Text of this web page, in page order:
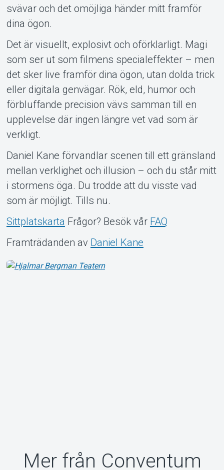
svävar och det omöjliga händer mitt framför
dina ögon.
Det är visuellt, explosivt och oförklarligt. Magi
som ser ut som filmens specialeffekter – men
det sker live framför dina ögon, utan dolda trick
eller digitala genvägar. Rök, eld, humor och
förbluffande precision vävs samman till en
upplevelse där ingen längre vet vad som är
verkligt.
Daniel Kane förvandlar scenen till ett gränsland
mellan verklighet och illusion – och du står mitt
i stormens öga. Du trodde att du visste vad
som är möjligt. Tills nu.
Sittplatskarta Frågor? Besök vår FAQ
Framträdanden av Daniel Kane
Mer från Conventum